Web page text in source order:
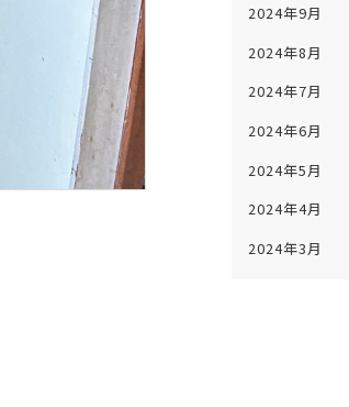
2024年9月
2024年8月
2024年7月
2024年6月
2024年5月
2024年4月
2024年3月